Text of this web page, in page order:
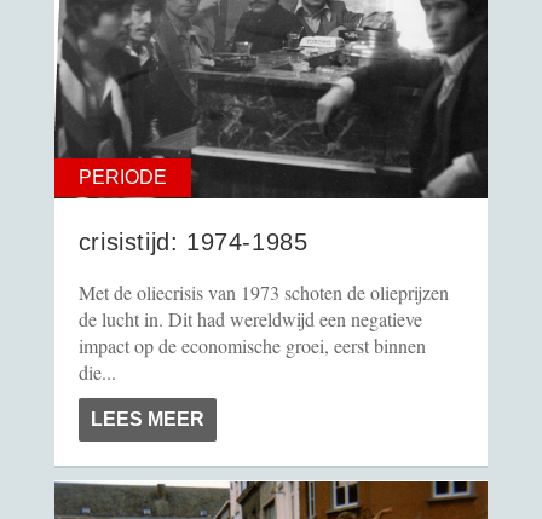
PERIODE
crisistijd: 1974-1985
Met de oliecrisis van 1973 schoten de olieprijzen
de lucht in. Dit had wereldwijd een negatieve
impact op de economische groei, eerst binnen
die...
LEES MEER